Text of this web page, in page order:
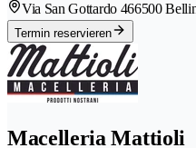
Via San Gottardo 466500
Termin reservieren
Macelleria Mattioli